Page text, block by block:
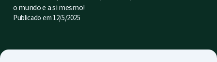
o mundo e a si mesmo!
Publicado em12/5/2025